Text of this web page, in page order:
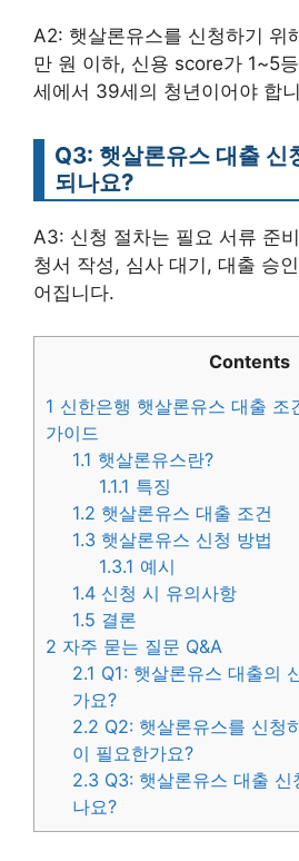
A2: 햇살론유스를 신청하기 위
만 원 이하, 신용 score가 1~5
세에서 39세의 청년이어야 합
Q3: 햇살론유스 대출 신
되나요?
A3: 신청 절차는 필요 서류 준
청서 작성, 심사 대기, 대출 승
어집니다.
Contents
1 신한은행 햇살론유스 대출 조
가이드
1.1 햇살론유스란?
1.1.1 특징
1.2 햇살론유스 대출 조건
1.3 햇살론유스 신청 방법
1.3.1 예시
1.4 신청 시 유의사항
1.5 결론
2 자주 묻는 질문 Q&A
2.1 Q1: 햇살론유스 대출의
가요?
2.2 Q2: 햇살론유스를 신청
이 필요한가요?
2.3 Q3: 햇살론유스 대출 신
나요?